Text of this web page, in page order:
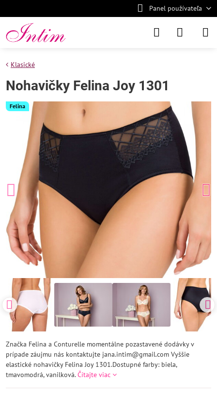
Panel používateľa
Felina
Klasické
Nohavičky Felina Joy 1301
Značka Felina a Conturelle momentálne pozastavené dodávky v
prípade záujmu nás kontaktujte jana.intim@gmail.com Vyššie
elastické nohavičky Felina Joy 1301.Dostupné farby: biela,
tmavomodrá, vanilková.Čítajte viac